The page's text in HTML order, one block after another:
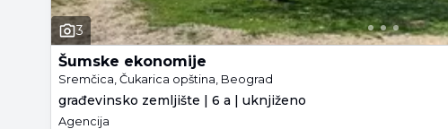
3
Šumske ekonomije
Sremčica, Čukarica opština, Beograd
građevinsko zemljište | 6 a | uknjiženo
Agencija